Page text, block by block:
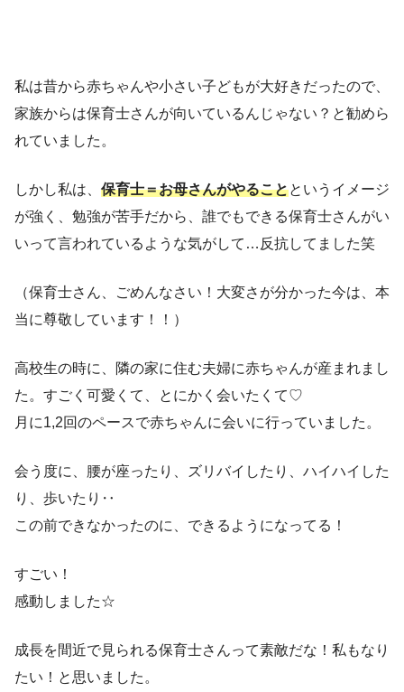
私は昔から赤ちゃんや小さい子どもが大好きだったので、
家族からは保育士さんが向いているんじゃない？と勧めら
れていました。
しかし私は、 保育士＝お母さんがやることというイメージ
が強く、勉強が苦手だから、誰でもできる保育士さんがい
いって言われているような気がして…反抗してました笑
（保育士さん、ごめんなさい！大変さが分かった今は、本
当に尊敬しています！！）
高校生の時に、隣の家に住む夫婦に赤ちゃんが産まれまし
た。すごく可愛くて、とにかく会いたくて♡
月に1,2回のペースで赤ちゃんに会いに行っていました。
会う度に、腰が座ったり、ズリバイしたり、ハイハイした
り、歩いたり‥
この前できなかったのに、できるようになってる！
すごい！
感動しました☆
成長を間近で見られる保育士さんって素敵だな！私もなり
たい！と思いました。